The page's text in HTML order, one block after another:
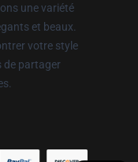
une variété
et beaux.
votre style
de partager